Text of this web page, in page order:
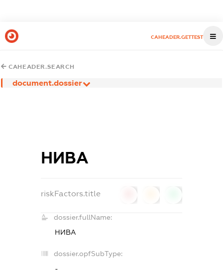
CAHEADER.GETTEST
CAHEADER.SEARCH
document.dossier
НИВА
riskFactors.title
dossier.fullName:
НИВА
dossier.opfSubType:
-